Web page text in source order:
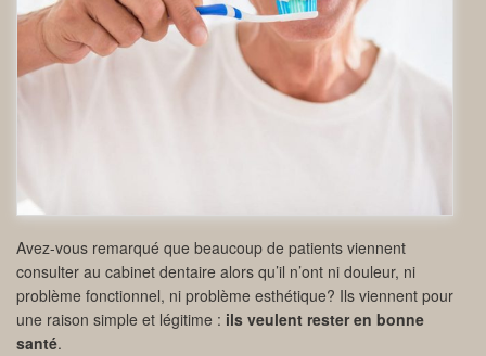
Avez-vous remarqué que beaucoup de patients viennent
consulter au cabinet dentaire alors qu’il n’ont ni douleur, ni
problème fonctionnel, ni problème esthétique? Ils viennent pour
une raison simple et légitime : ils veulent rester en bonne
santé.